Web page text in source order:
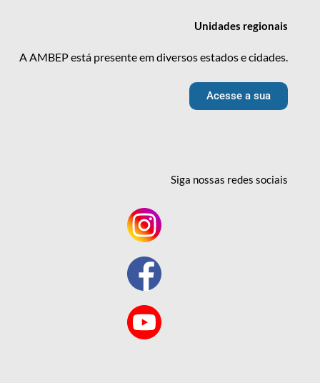
Unidades regionais
A AMBEP está presente em diversos estados e cidades.
Acesse a sua
Siga nossas redessociais